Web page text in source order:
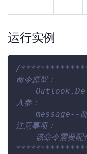
运行实例
/
命令原型：
入参：
message--邮
注意事项：
该命令需要配